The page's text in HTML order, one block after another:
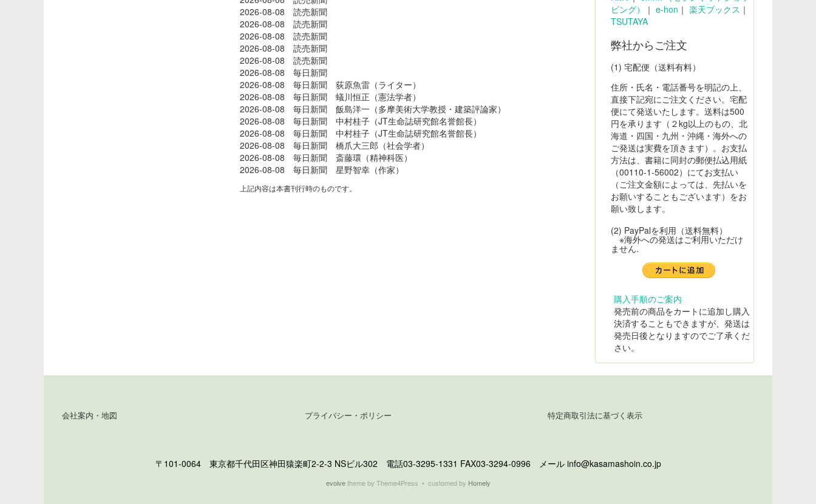
2026-08-08 読売新聞
2026-08-08 読売新聞
2026-08-08 読売新聞
2026-08-08 読売新聞
2026-08-08 読売新聞
2026-08-08 毎日新聞
2026-08-08 毎日新聞 荻原魚雷（ライター）
2026-08-08 毎日新聞 蟻川恒正（憲法学者）
2026-08-08 毎日新聞 飯島洋一（多摩美術大学教授・建築評論家）
2026-08-08 毎日新聞 中村桂子（JT生命誌研究館名誉館長）
2026-08-08 毎日新聞 中村桂子（JT生命誌研究館名誉館長）
2026-08-08 毎日新聞 橋爪大三郎（社会学者）
2026-08-08 毎日新聞 斎藤環（精神科医）
2026-08-08 毎日新聞 星野智幸（作家）
上記内容は本書刊行時のものです。
ピング）
｜ e-hon ｜ 楽天ブックス ｜
TSUTAYA
弊社からご注文
(1) 宅配便（送料有料）
住所・氏名・電話番号を明記の上、
直接下記宛にご注文ください。宅配
便にて発送いたします。送料は500
円を承ります（２kg以上のもの、北
海道・四国・九州・沖縄・海外への
ご発送は実費を頂きます）。お支払
方法は、書籍に同封の郵便払込用紙
（00110-1-56002）にてお支払い
（ご注文金額によっては、先払いを
お願いすることもございます）をお
願い致します。
(2) PayPalを利用（送料無料）
※海外への発送はご利用いただけ
ません.
購入手順のご案内
発売前の商品をカートに追加し購入
決済することもできますが、発送は
発売日後となりますのでご了承くだ
さい。
会社案内・地図 プライバシー・ポリシー 特定商取引法に基づく表示
〒101-0064 東京都千代田区神田猿楽町2-2-3 NSビル302 電話03-3295-1331 FAX03-3294-0996 メール info@kasamashoin.co.jp
evolvetheme by Theme4Press • customed by Homely